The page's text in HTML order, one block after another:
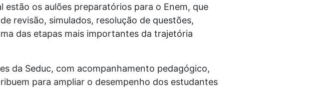
os aulões preparatórios para o Enem, que
revisão, simulados, resolução de questões,
das etapas mais importantes da trajetória
da Seduc, com acompanhamento pedagógico,
para ampliar o desempenho dos estudantes